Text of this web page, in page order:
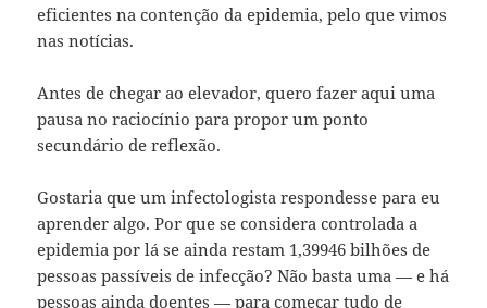
eficientes na contenção da epidemia, pelo que vimos
nas notícias.
Antes de chegar ao elevador, quero fazer aqui uma
pausa no raciocínio para propor um ponto
secundário de reflexão.
Gostaria que um infectologista respondesse para eu
aprender algo. Por que se considera controlada a
epidemia por lá se ainda restam 1,39946 bilhões de
pessoas passíveis de infecção? Não basta uma — e há
pessoas ainda doentes — para começar tudo de